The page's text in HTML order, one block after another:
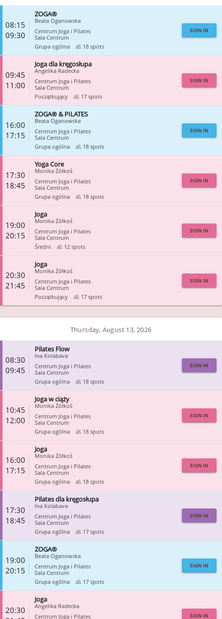
08:15
09:30
ZOGA®
Beata Oganowska
Centrum Joga i Pilates
Sala Centrum
Grupa ogólna
18 spots
SIGN IN
09:45
11:00
Joga dla kręgosłupa
Angelika Radecka
Centrum Joga i Pilates
Sala Centrum
Początkujący
17 spots
SIGN IN
16:00
17:15
ZOGA® & PILATES
Beata Oganowska
Centrum Joga i Pilates
Sala Centrum
Grupa ogólna
18 spots
SIGN IN
17:30
18:45
Yoga Core
Monika Żółkoś
Centrum Joga i Pilates
Sala Centrum
Grupa ogólna
18 spots
SIGN IN
19:00
20:15
Joga
Monika Żółkoś
Centrum Joga i Pilates
Sala Centrum
Średni
12 spots
SIGN IN
20:30
21:45
Joga
Monika Żółkoś
Centrum Joga i Pilates
Sala Centrum
Początkujący
17 spots
SIGN IN
CLOSE
Thursday, August 13, 2026
08:30
09:45
Pilates Flow
Ina Kolabava
Centrum Joga i Pilates
Sala Centrum
Grupa ogólna
18 spots
SIGN IN
10:45
12:00
Joga w ciąży
Monika Żółkoś
Centrum Joga i Pilates
Sala Centrum
Grupa ogólna
18 spots
SIGN IN
16:00
17:15
Joga
Monika Żółkoś
Centrum Joga i Pilates
Sala Centrum
Grupa ogólna
18 spots
SIGN IN
17:30
18:45
Pilates dla kręgosłupa
Ina Kolabava
Centrum Joga i Pilates
Sala Centrum
Grupa ogólna
17 spots
SIGN IN
19:00
20:15
ZOGA®
Beata Oganowska
Centrum Joga i Pilates
Sala Centrum
Grupa ogólna
17 spots
SIGN IN
20:30
Joga
Angelika Radecka
Centrum Joga i Pilates
SIGN IN